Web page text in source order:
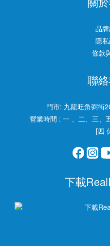
品
隱
條款
聯
門市: 九龍旺角弼街
營業時間 : 一 、二、三
[四
下載